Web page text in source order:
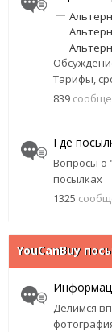
Тарифы,
839
Где
Вопросы о
посылках
1325
YouCanBuy
Делимся